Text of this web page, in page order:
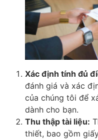
Xác định tính đủ
đánh giá và xác
của chúng tôi để
dành cho bạn.
Thu thập tài liệu:
thiết, bao gồm